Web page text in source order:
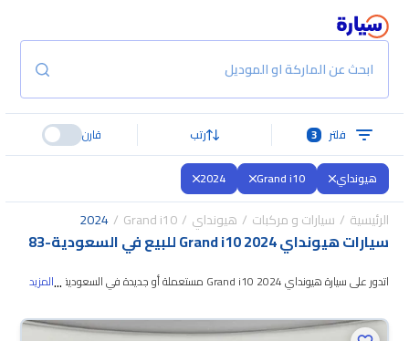
ابحث عن الماركة او الموديل
فلتر 3 رتب قارن
هيونداي Grand i10
2024
الرئيسية سيارات و مركبات هيونداي Grand i10
2024
سيارات هيونداي Grand i10 2024 للبيع في السعودية -
83
اتدور على سيارة هيونداي Grand i10 2024 مستعملة أو جديدة في السعودية؟
جميع سيارات هيونداي Grand i10 2024 المستعملة مضمونة ومفحوصة بأكثر
...المزيد